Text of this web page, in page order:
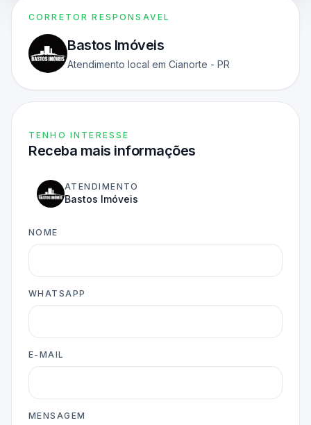
CORRETOR RESPONSAVEL
Bastos Imóveis
Atendimento local em Cianorte - PR
TENHO INTERESSE
Receba mais informações
ATENDIMENTO
Bastos Imóveis
NOME
WHATSAPP
E-MAIL
MENSAGEM